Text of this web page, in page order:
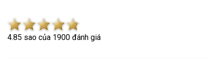
4.85 sao của 1900 đánh giá